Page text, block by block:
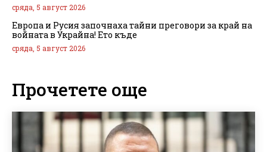
сряда, 5 август 2026
Европа и Русия започнаха тайни преговори за край на
войната в Украйна! Ето къде
сряда, 5 август 2026
Прочетете още